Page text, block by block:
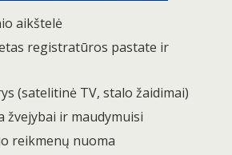
aikštelė
registratūros pastate ir
(satelitinė TV, stalo žaidimai)
žvejybai ir maudymuisi
reikmenų nuoma